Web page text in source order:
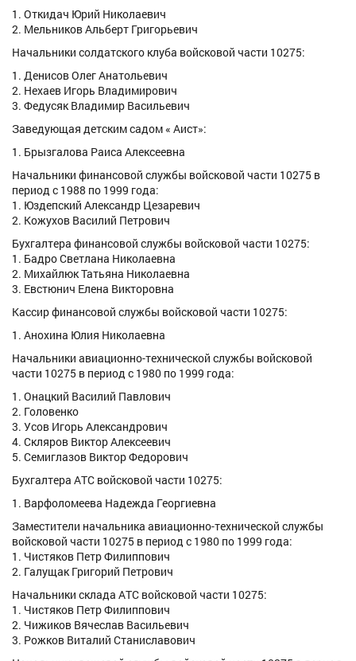
1. Откидач Юрий Николаевич
2. Мельников Альберт Григорьевич
Начальники солдатского клуба войсковой части 10275:
1. Денисов Олег Анатольевич
2. Нехаев Игорь Владимирович
3. Федусяк Владимир Васильевич
Заведующая детским садом « Аист»:
1. Брызгалова Раиса Алексеевна
Начальники финансовой службы войсковой части 10275 в
период с 1988 по 1999 года:
1. Юздепский Александр Цезаревич
2. Кожухов Василий Петрович
Бухгалтера финансовой службы войсковой части 10275:
1. Бадро Светлана Николаевна
2. Михайлюк Татьяна Николаевна
3. Евстюнич Елена Викторовна
Кассир финансовой службы войсковой части 10275:
1. Анохина Юлия Николаевна
Начальники авиационно-технической службы войсковой
части 10275 в период с 1980 по 1999 года:
1. Онацкий Василий Павлович
2. Головенко
3. Усов Игорь Александрович
4. Скляров Виктор Алексеевич
5. Семиглазов Виктор Федорович
Бухгалтера АТС войсковой части 10275:
1. Варфоломеева Надежда Георгиевна
Заместители начальника авиационно-технической службы
войсковой части 10275 в период с 1980 по 1999 года:
1. Чистяков Петр Филиппович
2. Галущак Григорий Петрович
Начальники склада АТС войсковой части 10275:
1. Чистяков Петр Филиппович
2. Чижиков Вячеслав Васильевич
3. Рожков Виталий Станиславович